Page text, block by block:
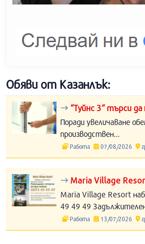
Обяви от Казанлък:
“Туйнс 3“ търси
Поради увеличаване
производствен...
Работа 07/08/2026
Maria Village
Maria Village Resort
49 49 49
Работа 13/07/2026